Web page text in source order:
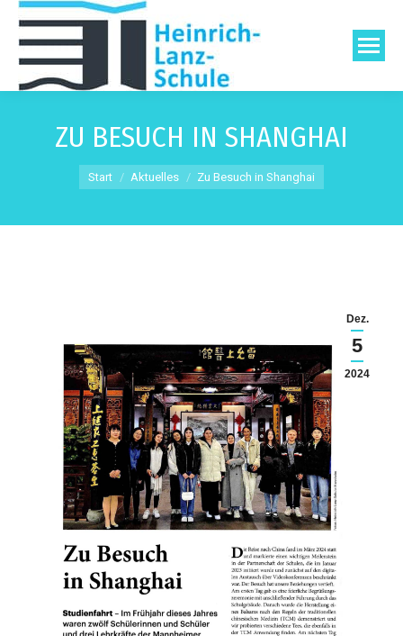
ZU BESUCH IN SHANGHAI
Sie befinden sich hier:
Start Aktuelles Zu Besuch in Shanghai
Dez.
5
2024